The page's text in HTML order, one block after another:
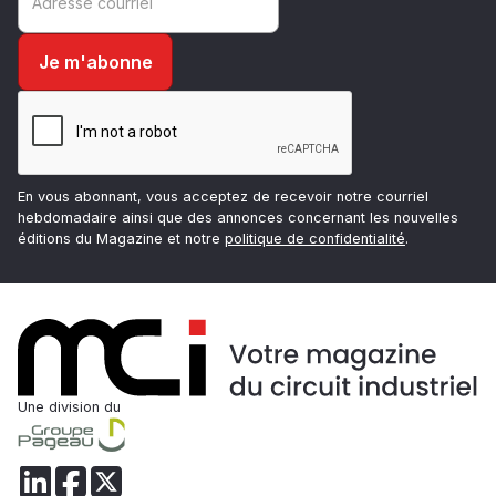
En vous abonnant, vous acceptez de recevoir notre courriel
hebdomadaire ainsi que des annonces concernant les nouvelles
éditions du Magazine et notre politique de confidentialité.
Une division du